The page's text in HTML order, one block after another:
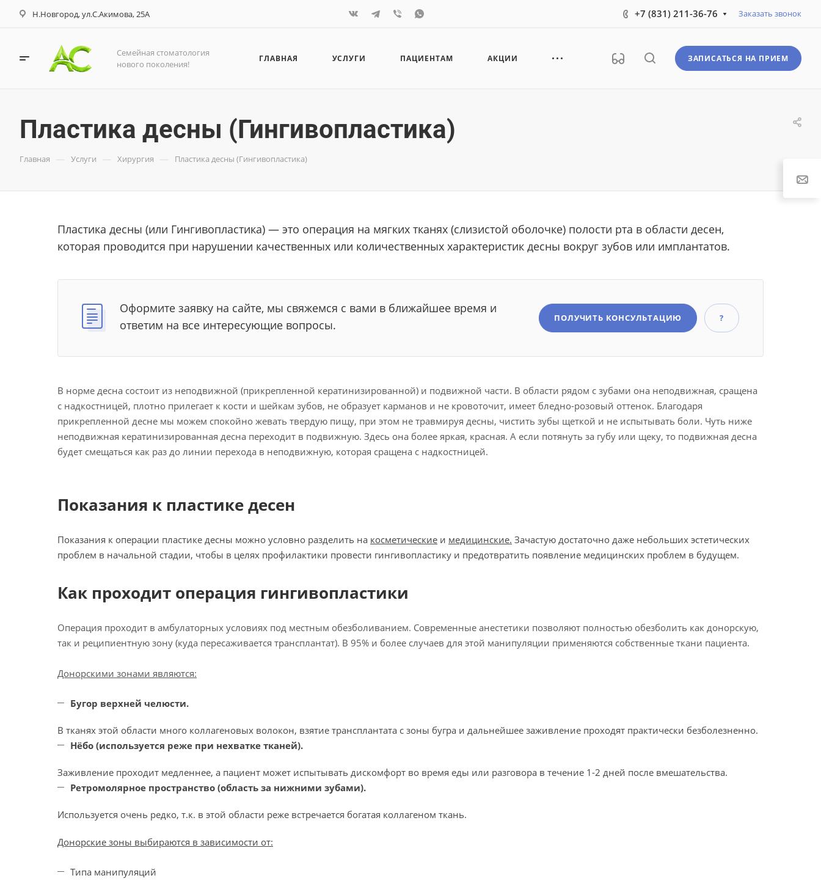
Н.Новгород, ул.С.Акимова, 25А +7 (831) 211-36-76 Заказать звонок
Семейная стоматология
нового поколения!
ГЛАВНАЯ УСЛУГИ ПАЦИЕНТАМ АКЦИИ ЗАПИСАТЬСЯ НА ПРИЕМ
Пластика десны (Гингивопластика)
Главная — Услуги — Хирургия — Пластика десны (Гингивопластика)
Пластика десны (или Гингивопластика) — это операция на мягких тканях (слизистой оболочке) полости рта в области десен,
которая проводится при нарушении качественных или количественных характеристик десны вокруг зубов или имплантатов.
Оформите заявку на сайте, мы свяжемся с вами в ближайшее время и
ответим на все интересующие вопросы.
ПОЛУЧИТЬ КОНСУЛЬТАЦИЮ ?
В норме десна состоит из неподвижной (прикрепленной кератинизированной) и подвижной части. В области рядом с зубами она неподвижная, сращена
с надкостницей, плотно прилегает к кости и шейкам зубов, не образует карманов и не кровоточит, имеет бледно-розовый оттенок. Благодаря
прикрепленной десне мы можем спокойно жевать твердую пищу, при этом не травмируя десны, чистить зубы щеткой и не испытывать боли. Чуть ниже
неподвижная кератинизированная десна переходит в подвижную. Здесь она более яркая, красная. А если потянуть за губу или щеку, то подвижная десна
будет смещаться как раз до линии перехода в неподвижную, которая сращена с надкостницей.
Показания к пластике десен
Показания к операции пластике десны можно условно разделить на косметические и медицинские. Зачастую достаточно даже небольших эстетических
проблем в начальной стадии, чтобы в целях профилактики провести гингивопластику и предотвратить появление медицинских проблем в будущем.
Как проходит операция гингивопластики
Операция проходит в амбулаторных условиях под местным обезболиванием. Современные анестетики позволяют полностью обезболить как донорскую,
так и реципиентную зону (куда пересаживается трансплантат). В 95% и более случаев для этой манипуляции применяются собственные ткани пациента.
Донорскими зонами являются:
Бугор верхней челюсти.
В тканях этой области много коллагеновых волокон, взятие трансплантата с зоны бугра и дальнейшее заживление проходят практически безболезненно.
Нёбо (используется реже при нехватке тканей).
Заживление проходит медленнее, а пациент может испытывать дискомфорт во время еды или разговора в течение 1-2 дней после вмешательства.
Ретромолярное пространство (область за нижними зубами).
Используется очень редко, т.к. в этой области реже встречается богатая коллагеном ткань.
Донорские зоны выбираются в зависимости от:
Типа манипуляций